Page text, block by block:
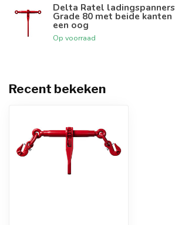
Delta Ratel ladingspanners
Grade 80 met beide kanten
een oog
Op voorraad
Recent bekeken